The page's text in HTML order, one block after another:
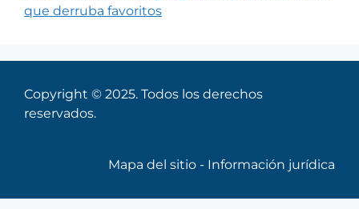
que derruba favoritos
Copyright © 2025. Todos los derechos
reservados.
Mapa del sitio - Información jurídica